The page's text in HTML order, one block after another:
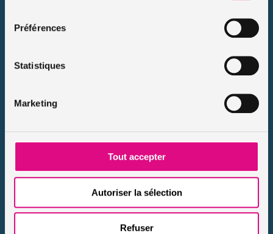
Préférences
Statistiques
Marketing
Tout accepter
Autoriser la sélection
Refuser
A quel âge peut-on conduire un scooter
Lorsqu’on est adolescent, beaucoup rêvent déjà de liberté. Le
scooter peut être la solution ! Pour conduire un scooter, il faut
au minimum avoir 14 ans. Avant 2002, on pouvait […]